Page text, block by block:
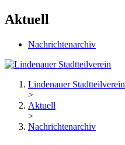
Aktuell
Nachrichtenarchiv
Lindenauer Stadtteilverein
>
Aktuell
>
Nachrichtenarchiv